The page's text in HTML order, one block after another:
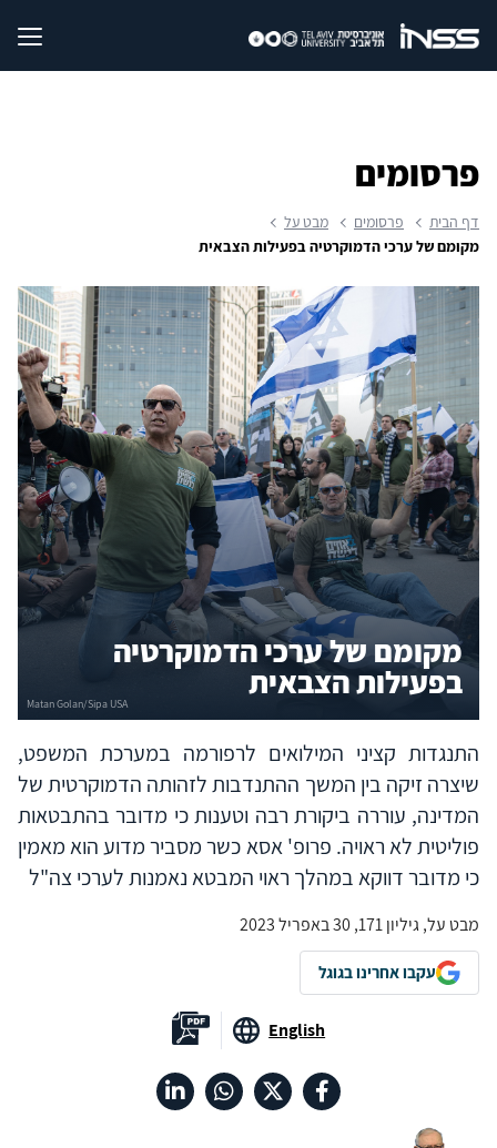
פרסומים
דף הבית פרסומים
מבט על
מקומם של ערכי הדמוקרטיה בפעילות הצבאית
מקומם של ערכי הדמוקרטיה
בפעילות הצבאית
התנגדות קציני המילואים לרפורמה במערכת המשפט,
שיצרה זיקה בין המשך ההתנדבות לזהותה הדמוקרטית של
המדינה, עוררה ביקורת רבה וטענות כי מדובר בהתבטאות
פוליטית לא ראויה. פרופ' אסא כשר מסביר מדוע הוא מאמין
כי מדובר דווקא במהלך ראוי המבטא נאמנות לערכי צה"ל
מבט על, גיליון 171, 30 באפריל 2023
עקבו אחרינו בגוגל
English